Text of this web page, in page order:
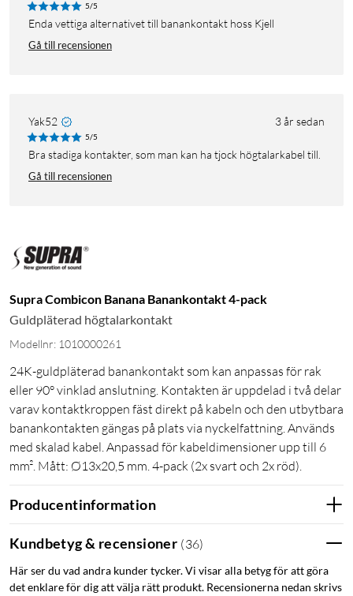
5/5
Enda vettiga alternativet till banankontakt hoss Kjell
Gå till recensionen
Yak52 3 år sedan
5/5
Bra stadiga kontakter, som man kan ha tjock högtalarkabel till.
Gå till recensionen
Supra Combicon Banana Banankontakt 4-pack
Guldpläterad högtalarkontakt
Modellnr: 1010000261
24K-guldpläterad banankontakt som kan anpassas för rak
eller 90° vinklad anslutning. Kontakten är uppdelad i två delar
varav kontaktkroppen fäst direkt på kabeln och den utbytbara
banankontakten gängas på plats via nyckelfattning. Används
med skalad kabel. Anpassad för kabeldimensioner upp till 6
mm². Mått: Ø13x20,5 mm. 4-pack (2x svart och 2x röd).
Producentinformation
Kundbetyg & recensioner (36)
Här ser du vad andra kunder tycker. Vi visar alla betyg för att göra
det enklare för dig att välja rätt produkt. Recensionerna nedan skrivs